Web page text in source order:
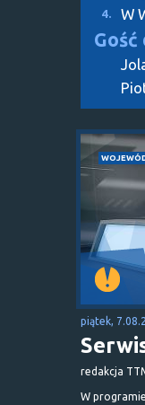
4. W
Gość
piątek,
redakcja
W